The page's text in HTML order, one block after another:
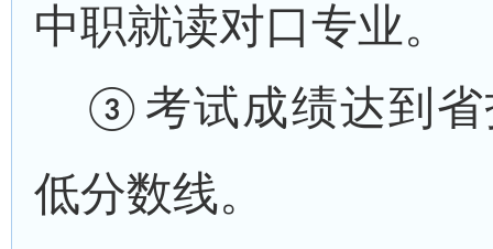
中职就读对口专业。
③ 考试成绩达到
低分数线。